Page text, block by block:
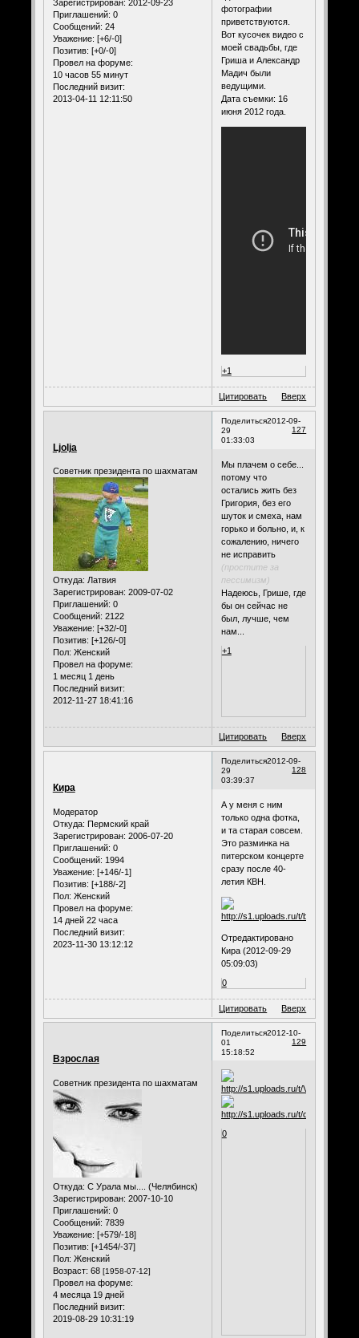
Зарегистрирован: 2012-09-23
Приглашений: 0
Сообщений: 24
Уважение: [+6/-0]
Позитив: [+0/-0]
Провел на форуме:
10 часов 55 минут
Последний визит:
2013-04-11 12:11:50
фотографии
приветствуются.
Вот кусочек видео с
моей свадьбы, где
Гриша и Александр
Мадич были
ведущими.
Дата съемки: 16
июня 2012 года.
+1
Цитировать Вверх
Поделиться
127
2012-09-
29
01:33:03
Ljolja
Советник президента по шахматам
Откуда: Латвия
Зарегистрирован: 2009-07-02
Приглашений: 0
Сообщений: 2122
Уважение: [+32/-0]
Позитив: [+126/-0]
Пол: Женский
Провел на форуме:
1 месяц 1 день
Последний визит:
2012-11-27 18:41:16
Мы плачем о себе...
потому что
остались жить без
Григория, без его
шуток и смеха, нам
горько и больно, и, к
сожалению, ничего
не исправить
(простите за
пессимизм)
Надеюсь, Грише, где
бы он сейчас не
был, лучше, чем
нам...
+1
Цитировать Вверх
Поделиться
128
2012-09-
29
03:39:37
Кира
Модератор
Откуда: Пермский край
Зарегистрирован: 2006-07-20
Приглашений: 0
Сообщений: 1994
Уважение: [+146/-1]
Позитив: [+188/-2]
Пол: Женский
Провел на форуме:
14 дней 22 часа
Последний визит:
2023-11-30 13:12:12
А у меня с ним
только одна фотка,
и та старая совсем.
Это разминка на
питерском концерте
сразу после 40-
летия КВН.
Отредактировано
Кира (2012-09-29
05:09:03)
0
Цитировать Вверх
Поделиться
129
2012-10-
01
15:18:52
Взрослая
Советник президента по шахматам
Откуда: С Урала мы.... (Челябинск)
Зарегистрирован: 2007-10-10
Приглашений: 0
Сообщений: 7839
Уважение: [+579/-18]
Позитив: [+1454/-37]
Пол: Женский
Возраст: 68 [1958-07-12]
Провел на форуме:
4 месяца 19 дней
Последний визит:
2019-08-29 10:31:19
0